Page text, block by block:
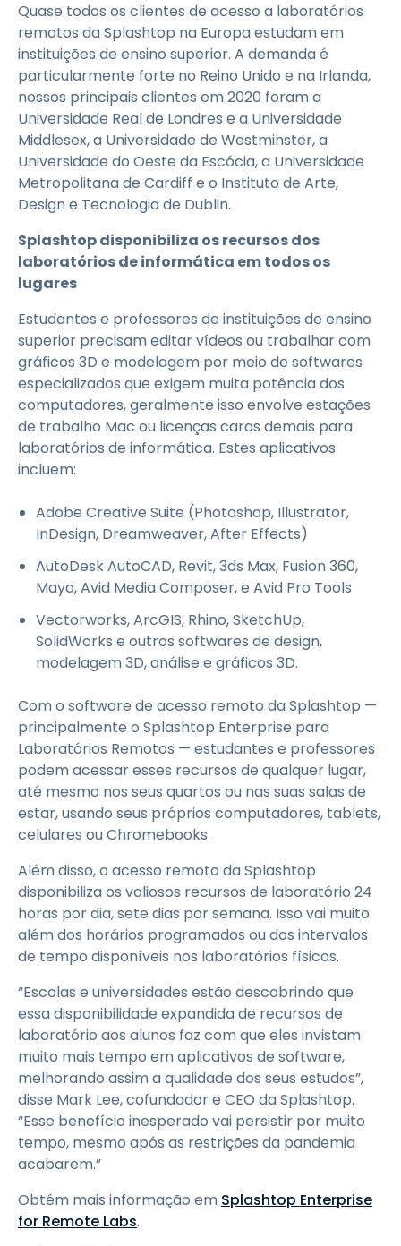
Quase todos os clientes de acesso a laboratórios
remotos da Splashtop na Europa estudam em
instituições de ensino superior. A demanda é
particularmente forte no Reino Unido e na Irlanda,
nossos principais clientes em 2020 foram a
Universidade Real de Londres e a Universidade
Middlesex, a Universidade de Westminster, a
Universidade do Oeste da Escócia, a Universidade
Metropolitana de Cardiff e o Instituto de Arte,
Design e Tecnologia de Dublin.
Splashtop disponibiliza os recursos dos
laboratórios de informática em todos os
lugares
Estudantes e professores de instituições de ensino
superior precisam editar vídeos ou trabalhar com
gráficos 3D e modelagem por meio de softwares
especializados que exigem muita potência dos
computadores, geralmente isso envolve estações
de trabalho Mac ou licenças caras demais para
laboratórios de informática. Estes aplicativos
incluem:
Adobe Creative Suite (Photoshop, Illustrator,
InDesign, Dreamweaver, After Effects)
AutoDesk AutoCAD, Revit, 3ds Max, Fusion 360,
Maya, Avid Media Composer, e Avid Pro Tools
Vectorworks, ArcGIS, Rhino, SketchUp,
SolidWorks e outros softwares de design,
modelagem 3D, análise e gráficos 3D.
Com o software de acesso remoto da Splashtop —
principalmente o Splashtop Enterprise para
Laboratórios Remotos — estudantes e professores
podem acessar esses recursos de qualquer lugar,
até mesmo nos seus quartos ou nas suas salas de
estar, usando seus próprios computadores, tablets,
celulares ou Chromebooks.
Além disso, o acesso remoto da Splashtop
disponibiliza os valiosos recursos de laboratório 24
horas por dia, sete dias por semana. Isso vai muito
além dos horários programados ou dos intervalos
de tempo disponíveis nos laboratórios físicos.
“Escolas e universidades estão descobrindo que
essa disponibilidade expandida de recursos de
laboratório aos alunos faz com que eles invistam
muito mais tempo em aplicativos de software,
melhorando assim a qualidade dos seus estudos”,
disse Mark Lee, cofundador e CEO da Splashtop.
“Esse benefício inesperado vai persistir por muito
tempo, mesmo após as restrições da pandemia
acabarem.”
Obtém mais informação em Splashtop Enterprise
for Remote Labs.